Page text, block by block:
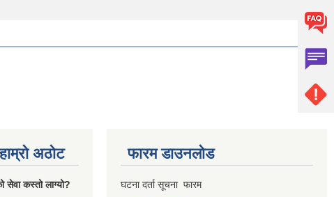
अठोट
सेवा कस्तो लाग्यो?
फारम डाउनलोड
घटना दर्ता सूचना फारम